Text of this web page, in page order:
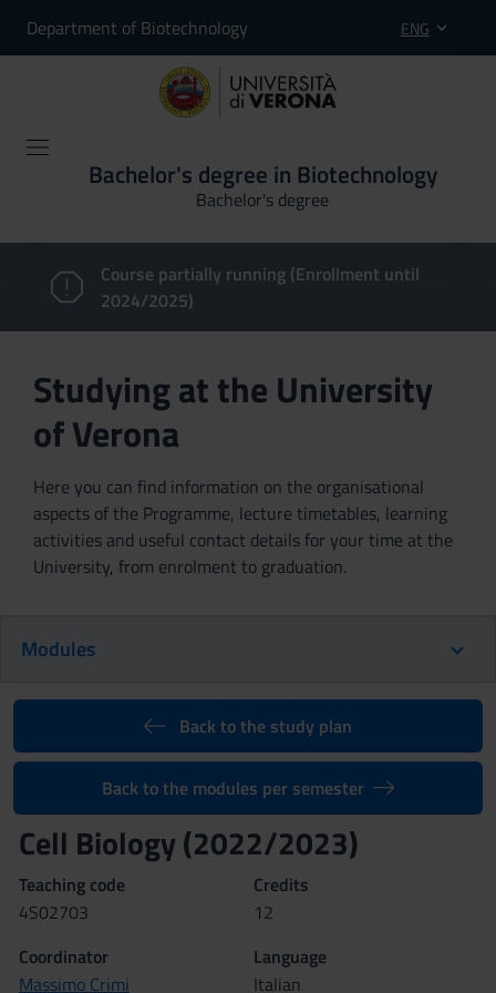
Department of Biotechnology ENG
Bachelor's degree in Biotechnology
Bachelor's degree
Course partially running (Enrollment until
2024/2025)
Studying at the University
of Verona
Here you can find information on the organisational
aspects of the Programme, lecture timetables, learning
activities and useful contact details for your time at the
University, from enrolment to graduation.
Modules
Back to the study plan
Back to the modules per semester
Cell Biology (2022/2023)
Teaching code
4S02703
Credits
12
Coordinator
Massimo Crimi
Language
Italian